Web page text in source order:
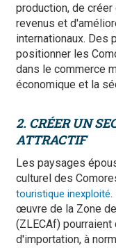
production, de
revenus et
internationaux. Des
positionner les
dans le commerce
économique et la
2. CRÉER UN
ATTRACTIF
Les paysages
culturel des
touristique inexploité
œuvre de la Zone
(ZLECAf)
d'importation, à